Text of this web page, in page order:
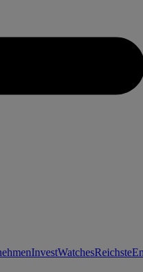
InvestWatchesReichste